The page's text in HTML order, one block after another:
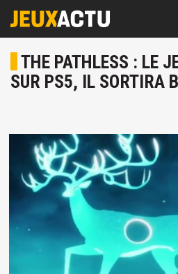
THE PATHLESS : LE
SUR PS5, IL SORTIRA